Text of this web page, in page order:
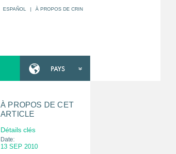
ESPAÑOL | À PROPOS DE CRIN
À PROPOS DE CET
ARTICLE
Détails clés
Date:
13 SEP 2010